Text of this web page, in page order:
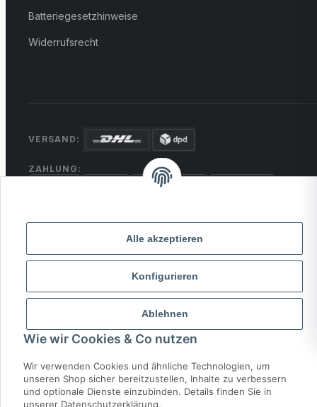
Alle akzeptieren
Konfigurieren
Ablehnen
Wie wir Cookies & Co nutzen
Wir verwenden Cookies und ähnliche Technologien, um
unseren Shop sicher bereitzustellen, Inhalte zu verbessern
und optionale Dienste einzubinden. Details finden Sie in
unserer Datenschutzerklärung.
Batteriegesetzhinweise
Widerrufsrecht
VERSAND:
ZAHLUNG:
MasterCard
* Alle Preise inkl. gesetzlicher USt., zzgl.
© 2026 MCTRADE24. Alle Rechte vorbehalten.
Powered byMD IT Solutions